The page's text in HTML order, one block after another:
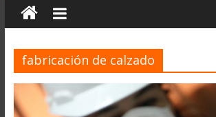
fabricación de calzado